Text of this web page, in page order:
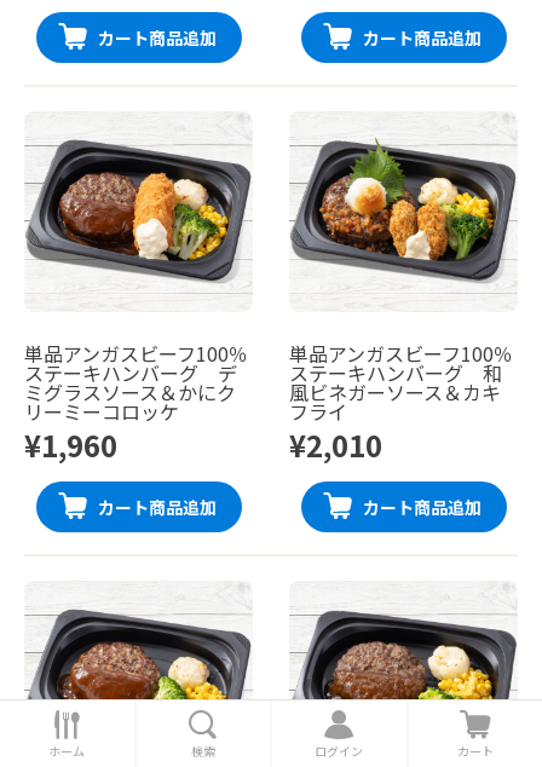
カート商品追加 カート商品追加
単品アンガスビーフ100％
ステーキハンバーグ デ
ミグラスソース＆かにク
リーミーコロッケ
¥1,960
カート商品追加
単品アンガスビーフ100％
ステーキハンバーグ 和
風ビネガーソース＆カキ
フライ
¥2,010
カート商品追加
ホ
ー
ホーム 索
検索
ロ
グ
ログイン
カ
ー
カート